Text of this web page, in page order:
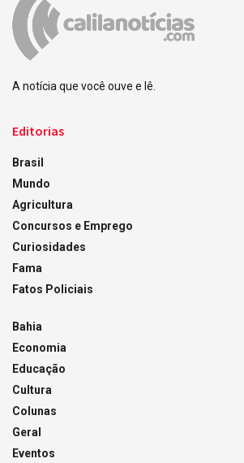
A notícia que você ouve e lê.
Editorias
Brasil
Mundo
Agricultura
Concursos e Emprego
Curiosidades
Fama
Fatos Policiais
Bahia
Economia
Educação
Cultura
Colunas
Geral
Eventos